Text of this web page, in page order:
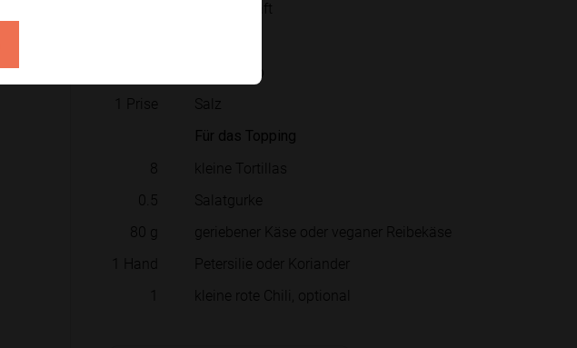
Zitronensaft
Ahornsirup
1 Prise Salz
Für das Topping
8
kleine Tortillas
0.5
Salatgurke
80 g
geriebener Käse oder veganer Reibekäse
1 Hand
Petersilie oder Koriander
1
kleine rote Chili, optional